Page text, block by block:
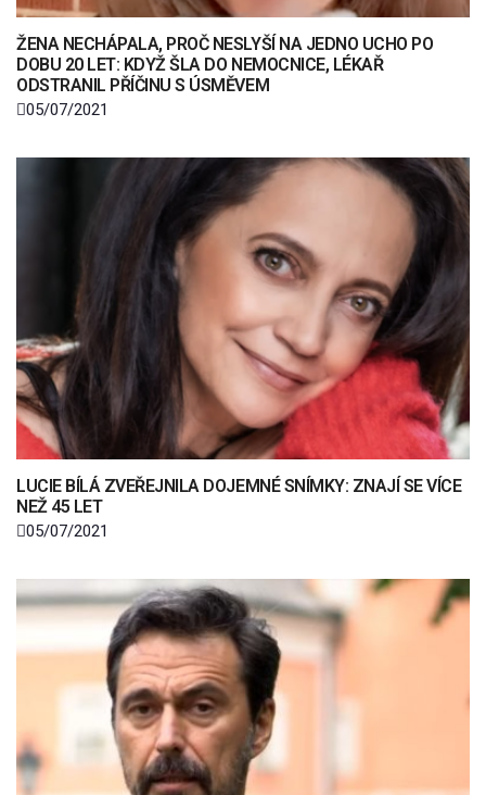
ŽENA NECHÁPALA, PROČ NESLYŠÍ NA JEDNO UCHO PO
DOBU 20 LET: KDYŽ ŠLA DO NEMOCNICE, LÉKAŘ
ODSTRANIL PŘÍČINU S ÚSMĚVEM
05/07/2021
LUCIE BÍLÁ ZVEŘEJNILA DOJEMNÉ SNÍMKY: ZNAJÍ SE VÍCE
NEŽ 45 LET
05/07/2021